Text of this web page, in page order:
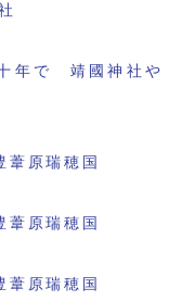
年で 靖國神社や
原瑞穂国
原瑞穂国
原瑞穂国